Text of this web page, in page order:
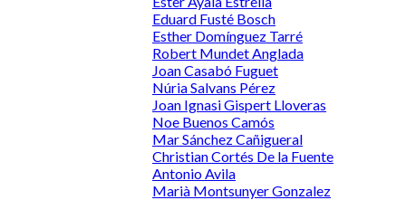
Eduard Fusté Bosch
Esther Domínguez Tarré
Robert Mundet Anglada
Joan Casabó Fuguet
Núria Salvans Pérez
Joan Ignasi Gispert Lloveras
Noe Buenos Camós
Mar Sánchez Cañigueral
Christian Cortés De la Fuente
Antonio Avila
Marià Montsunyer Gonzalez